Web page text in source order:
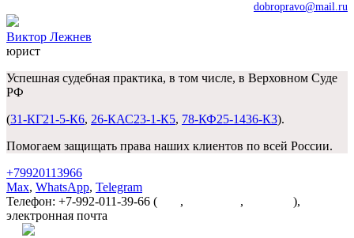
dobropravo@mail.ru
Виктор Лежнев
юрист
Успешная судебная практика, в том числе, в Верховном Суде
РФ
(31-КГ21-5-К6, 26-КАС23-1-К5, 78-КФ25-1436-К3).
Помогаем защищать права наших клиентов по всей России.
+79920113966
Max, WhatsApp, Telegram
Телефон: +7-992-011-39-66 (
, ,
),
электронная почта